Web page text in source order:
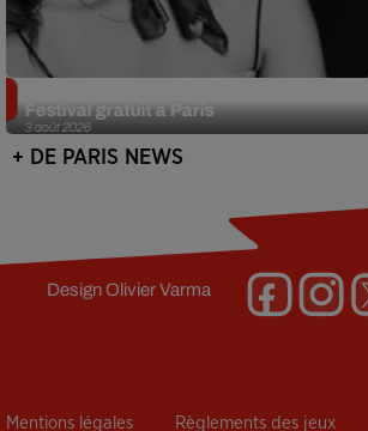
3 août 2026
Festival gratuit à Paris
+ DE PARIS NEWS
DesignOlivier Varma
Mentions légales Règlements des jeux